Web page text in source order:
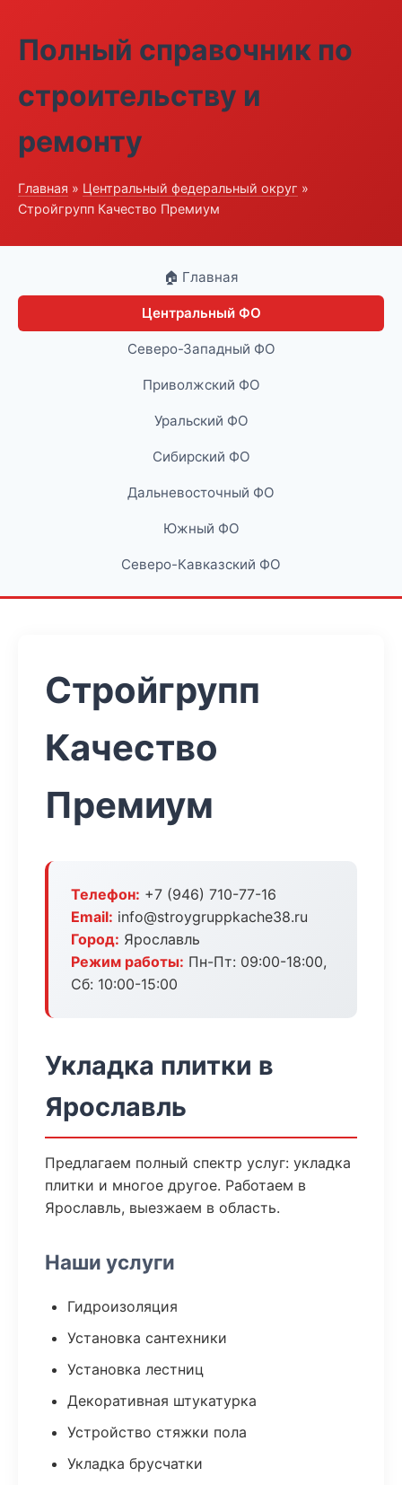
Полный справочник по
строительству и
ремонту
Главная » Центральный федеральный округ »
Стройгрупп Качество Премиум
🏠 Главная
Центральный ФО
Северо-Западный ФО
Приволжский ФО
Уральский ФО
Сибирский ФО
Дальневосточный ФО
Южный ФО
Северо-Кавказский ФО
Стройгрупп
Качество
Премиум
Телефон: +7 (946) 710-77-16
Email: info@stroygruppkache38.ru
Город: Ярославль
Режим работы: Пн-Пт: 09:00-18:00,
Сб: 10:00-15:00
Укладка плитки в
Ярославль
Предлагаем полный спектр услуг: укладка
плитки и многое другое. Работаем в
Ярославль, выезжаем в область.
Наши услуги
Гидроизоляция
Установка сантехники
Установка лестниц
Декоративная штукатурка
Устройство стяжки пола
Укладка брусчатки